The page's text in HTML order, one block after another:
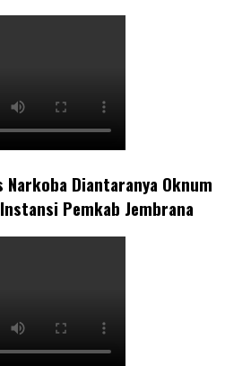
Narkoba Diantaranya Oknum
Pemkab Jembrana